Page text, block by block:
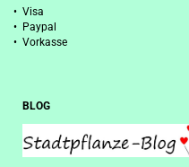
• Visa
• Paypal
• Vorkasse
BLOG